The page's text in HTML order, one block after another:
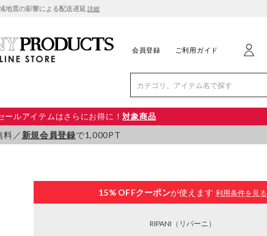
地震の影響による配送遅延 詳細
会員登録 ご利用ガイド
ールアイテムはさらにお得に！対象商品
料／ 新規会員登録で1,000PT
15% OFFクーポンが使えます 利用条件を見る
RIPANI （リパーニ）